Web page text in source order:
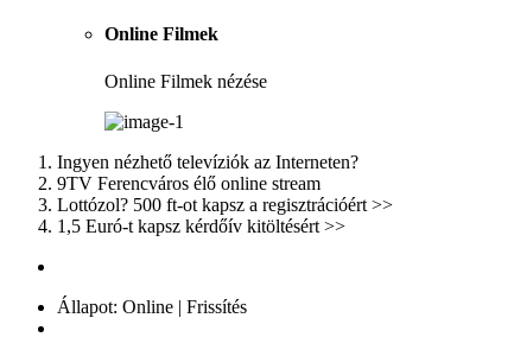
Online Filmek
Online Filmek nézése
Ingyen nézhető televíziók az Interneten?
9TV Ferencváros élő online stream
Lottózol? 500 ft-ot kapsz a regisztrációért >>
1,5 Euró-t kapsz kérdőív kitöltésért >>
Állapot: Online | Frissítés